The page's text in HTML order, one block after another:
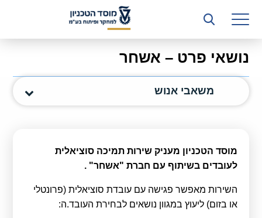
רשות המחקר
היחידה העסקית (T3)
קשרי תעשייה
ביה”ס ללימודי המשך
כספים וכלכלה
המחלקה המשפטית
נושאי פרט – אשחר
משאבי אנוש
מוסד הטכניון מעניק שירות תמיכה סוציאלית
לעובדים בשיתוף עם חברת "אשחר" .
השירות מאפשר פגישה עם עובדת סוציאלית (פרונטלי
או בזום) ליעוץ במגוון נושאים לבחירת העובד.ה: